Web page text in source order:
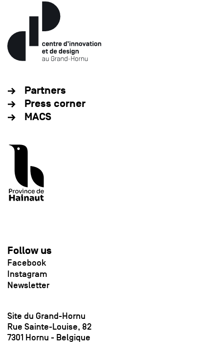
Partners
Press corner
MACS
Follow us
Facebook
Instagram
Newsletter
Site du Grand-Hornu
Rue Sainte-Louise, 82
7301 Hornu - Belgique